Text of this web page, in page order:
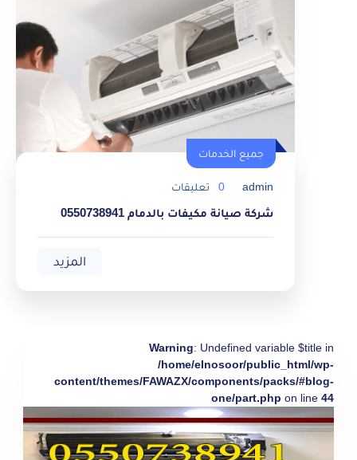
جميع الخدمات
admin
0 تعليقات
شركة صيانة مكيفات بالدمام 0550738941
المزيد
Warning: Undefined variable $title in
/home/elnosoor/public_html/wp-
content/themes/FAWAZX/components/packs/#blog-
one/part.php on line 44